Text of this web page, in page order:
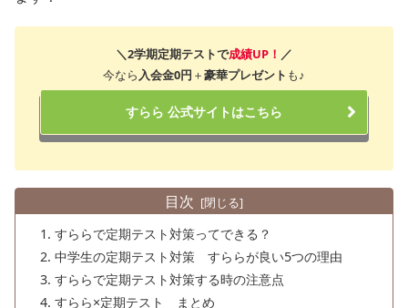
＼2学期定期テストで成績UP！ ／
今なら入会金0円 ＋豪華プレゼント も♪
すらら 公式サイトはこちら
目次
すららで定期テスト対策ってできる？
中学生の定期テスト対策 すららが良い5つの理由
すららで定期テスト対策する時の注意点
すらら×定期テスト まとめ